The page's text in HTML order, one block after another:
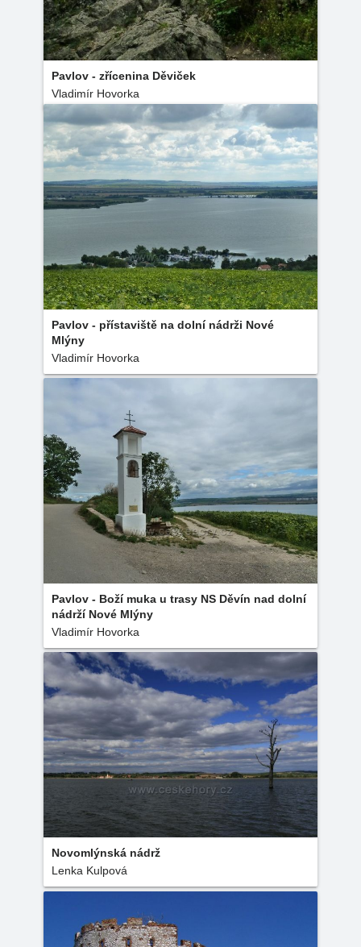
Pavlov - zřícenina Děviček
Vladimír Hovorka
Pavlov - přístaviště na dolní nádrži Nové
Mlýny
Vladimír Hovorka
Pavlov - Boží muka u trasy NS Děvín nad dolní
nádrží Nové Mlýny
Vladimír Hovorka
Novomlýnská nádrž
Lenka Kulpová